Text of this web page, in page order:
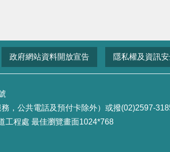
政府網站資料開放宣告 隱私權及資訊
務，公共電話及預付卡除外）或撥(02)2597-
工程處 最佳瀏覽畫面1024*768